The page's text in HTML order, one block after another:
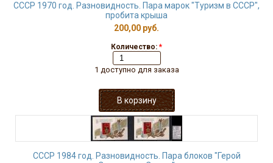
СССР 1970 год. Разновидность. Пара марок "Туризм в СССР",
пробита крыша
200,00 руб.
Количество: *
1 доступно для заказа
СССР 1984 год. Разновидность. Пара блоков "Герой